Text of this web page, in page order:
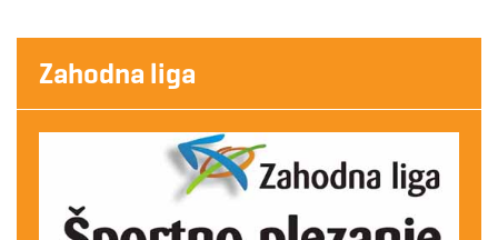
Zahodna liga